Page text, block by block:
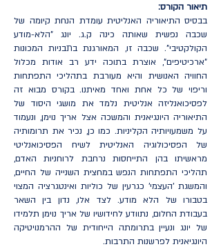
תיאור הקורס:
בבסיס התיאוריה האנליטית עומדת הנחת קיומה של
שכבה נפשית שאותה כינה ק.ג. יונג "הלא-מודע
הקולקטיבי". שכבה זו, המאורגנת בתבניות המכונות
"ארכיטיפים", אוצרת בתוכה ידע רב אודות מכלול
החוויה האנושית והיא מעורבת בתהליכי התפתחות
וריפוי של כל אחת ואחד מאיתנו. בקורס מבוא זה
לפסיכואנליזה אנליטית נלמד את מושגי היסוד של
התיאוריה היונגיאנית והמשכה אצל אריך נוימן, ונעמוד
על משמעויותיה הקליניות. כמו כן, נכיר את תרומותיה
של הפסיכולוגיה האנליטית לשיח הפסיכואנליטי
מראשיתו בהן התייחסות נרחבת לרוחניות האדם,
תהליכי התפתחות הנפש במחצית השנייה של החיים,
והמשגת ׳העצמי׳ כגרעין של כוליות ואינטגרציה המצוי
בטבורו של הלא מודע. לצד אלו, נדון בין השאר
בעבודת החלום, נתוודע לחידושיו של אריך נוימן תלמידו
של יונג ונעיין בתרומתה הייחודית של ההרמנויטיקה
היונגיאנית לפרשנות התרבות.